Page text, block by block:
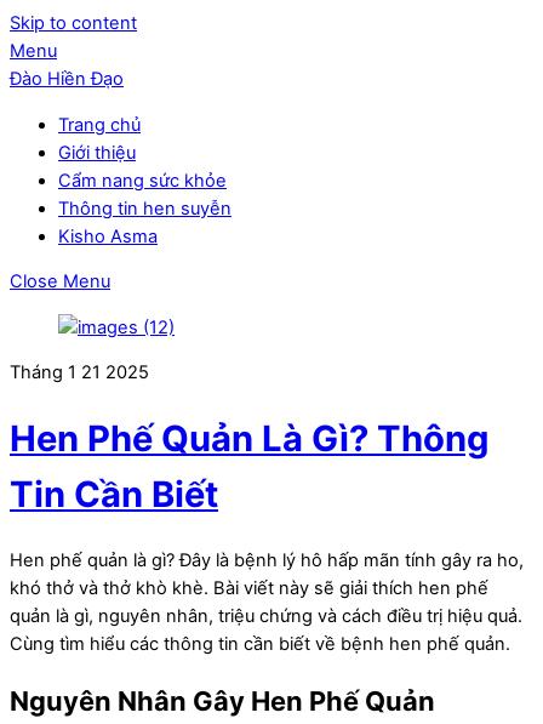
Skip to content
Menu
Đào Hiền Đạo
Trang chủ
Giới thiệu
Cẩm nang sức khỏe
Thông tin hen suyễn
Kisho Asma
Close Menu
Tháng 1 21 2025
Hen Phế Quản Là Gì? Thông
Tin Cần Biết
Hen phế quản là gì? Đây là bệnh lý hô hấp mãn tính gây ra ho,
khó thở và thở khò khè. Bài viết này sẽ giải thích hen phế
quản là gì, nguyên nhân, triệu chứng và cách điều trị hiệu quả.
Cùng tìm hiểu các thông tin cần biết về bệnh hen phế quản.
Nguyên Nhân Gây Hen Phế Quản